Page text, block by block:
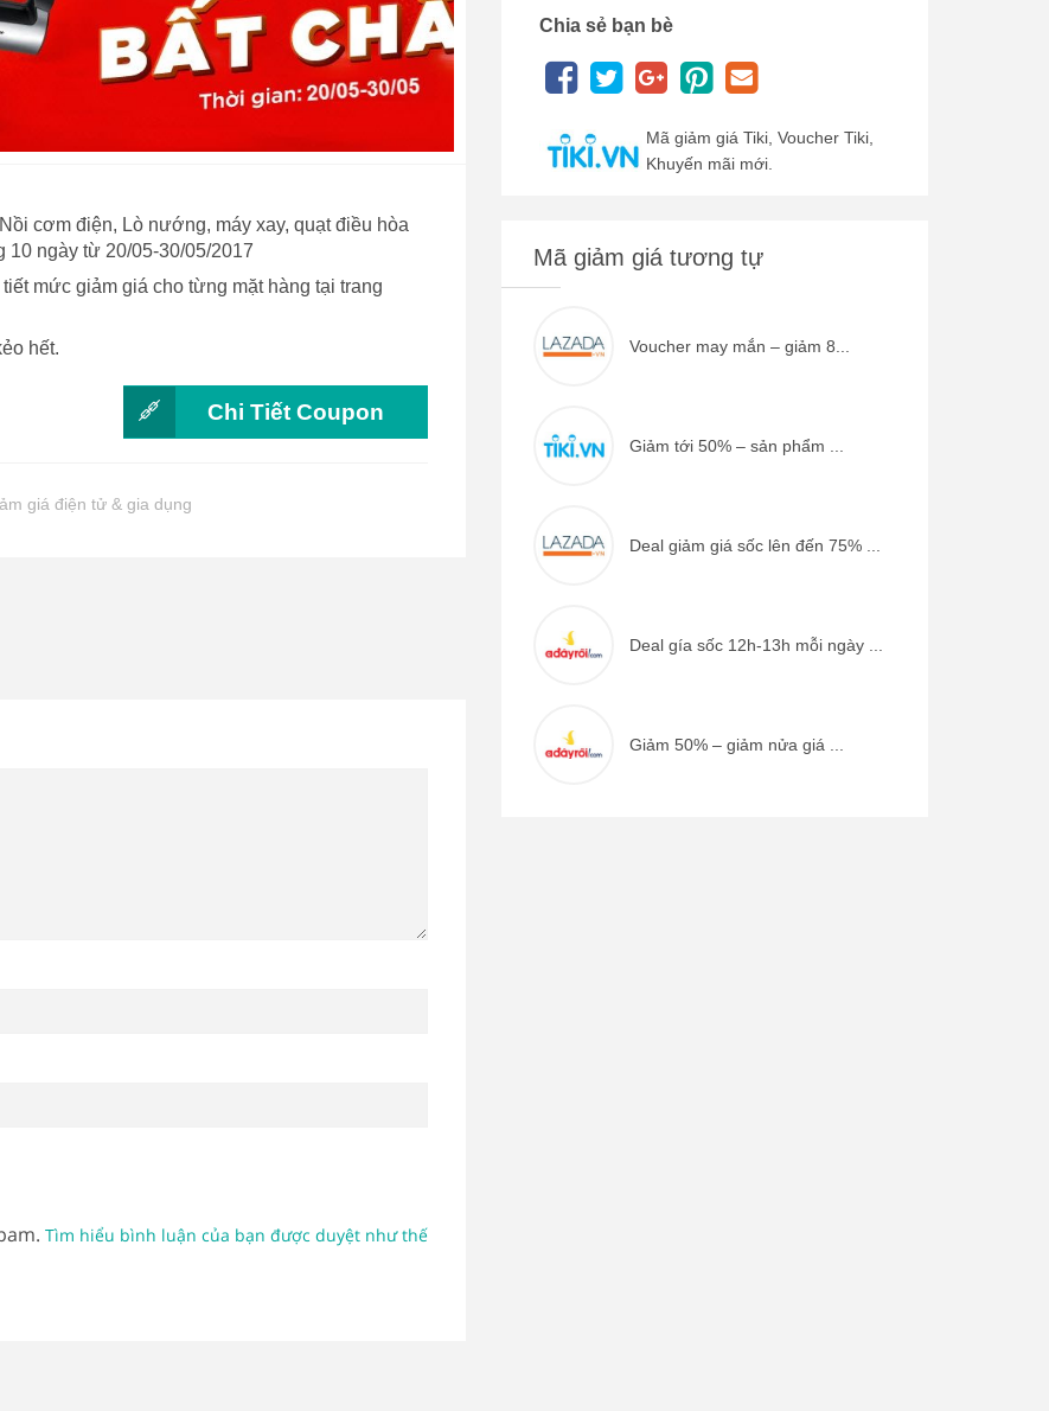
cơm điện, Lò nướng, máy xay, quạt điều hòa
ngày từ 20/05-30/05/2017
mức giảm giá cho từng mặt hàng tại trang
hết.
Chi Tiết Coupon
giá điện tử & gia dụng
Tìm hiểu bình luận của bạn được duyệt như thế
Chia sẻ bạn bè
Mã giảm giá Tiki, Voucher Tiki,
Khuyến mãi mới.
Mã giảm giá tương tự
Voucher may mắn – giảm 8...
Giảm tới 50% – sản phẩm ...
Deal giảm giá sốc lên đến 75% ...
Deal gía sốc 12h-13h mỗi ngày ...
Giảm 50% – giảm nửa giá ...